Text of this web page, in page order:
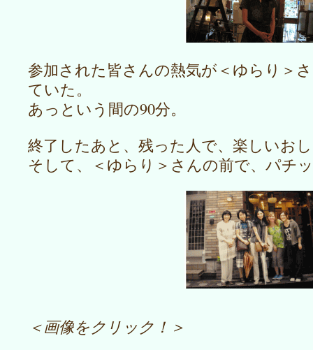
参加された皆さんの熱気が＜ゆらり＞
ていた。
あっという間の90分。
終了したあと、残った人で、楽しいお
そして、＜ゆらり＞さんの前で、パチ
＜画像をクリック！＞